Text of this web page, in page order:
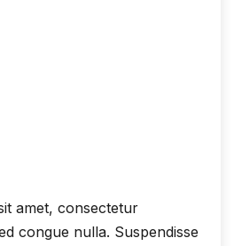
amet, consectetur
congue nulla. Suspendisse